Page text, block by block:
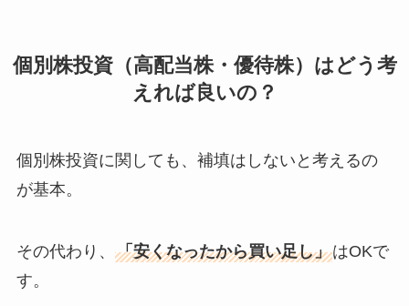
個別株投資（高配当株・優待株）はどう考
えれば良いの？
個別株投資に関しても、補填はしないと考えるの
が基本。
その代わり、 「安くなったから買い足し」はOKで
す。